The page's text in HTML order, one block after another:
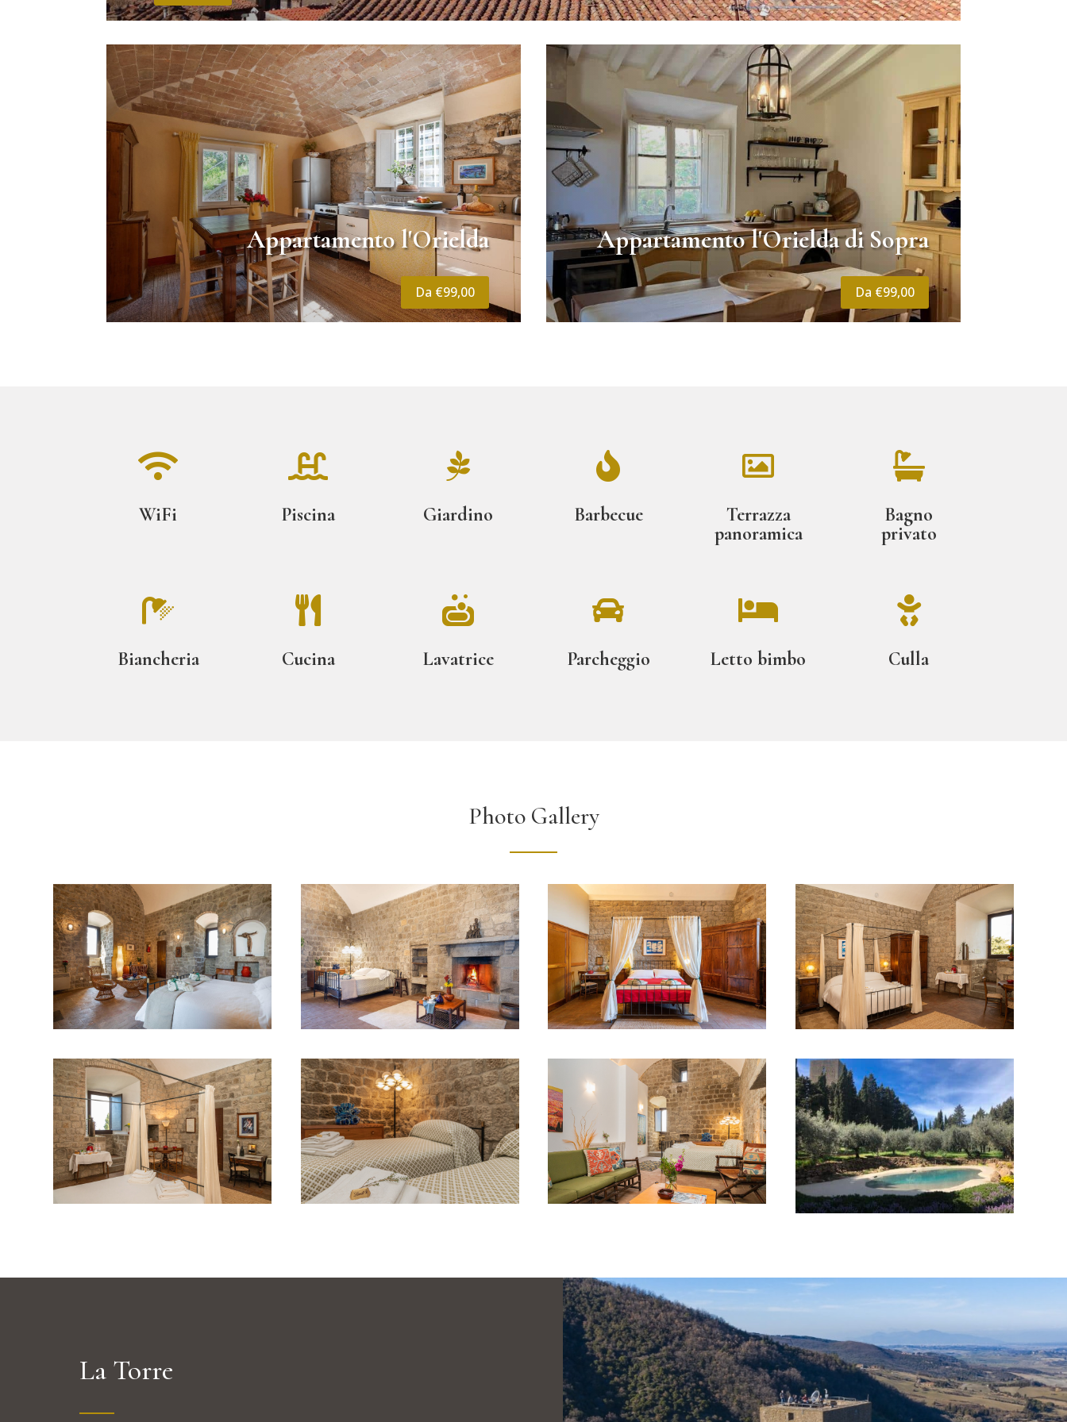
Appartamento l'Orielda
Da €99,00
Appartamento l'Orielda di Sopra
Da €99,00

WiFi

Piscina

Giardino

Barbecue

Terrazza
panoramica

Bagno
privato

Biancheria

Cucina

Lavatrice

Parcheggio

Letto bimbo

Culla
Photo Gallery
La Torre